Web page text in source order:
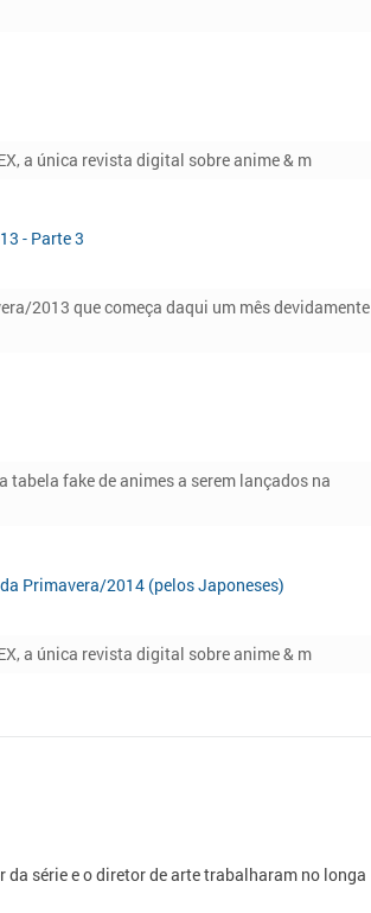
a única revista digital sobre anime & m
- Parte 3
2013 que começa daqui um mês devidamente
fake de animes a serem lançados na
Primavera/2014 (pelos Japoneses)
a única revista digital sobre anime & m
série e o diretor de arte trabalharam no longa